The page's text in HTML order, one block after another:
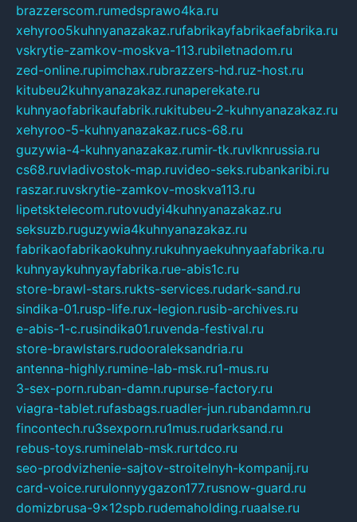
brazzerscom.rumedsprawo4ka.ru
xehyroo5kuhnyanazakaz.rufabrikayfabrikaefabrika.ru
vskrytie-zamkov-moskva-113.rubiletnadom.ru
zed-online.rupimchax.rubrazzers-hd.ruz-host.ru
kitubeu2kuhnyanazakaz.runaperekate.ru
kuhnyaofabrikaufabrik.rukitubeu-2-kuhnyanazakaz.ru
xehyroo-5-kuhnyanazakaz.rucs-68.ru
guzywia-4-kuhnyanazakaz.rumir-tk.ruvlknrussia.ru
cs68.ruvladivostok-map.ruvideo-seks.rubankaribi.ru
raszar.ruvskrytie-zamkov-moskva113.ru
lipetsktelecom.rutovudyi4kuhnyanazakaz.ru
seksuzb.ruguzywia4kuhnyanazakaz.ru
fabrikaofabrikaokuhny.rukuhnyaekuhnyaafabrika.ru
kuhnyaykuhnyayfabrika.rue-abis1c.ru
store-brawl-stars.rukts-services.rudark-sand.ru
sindika-01.rusp-life.rux-legion.rusib-archives.ru
e-abis-1-c.rusindika01.ruvenda-festival.ru
store-brawlstars.rudooraleksandria.ru
antenna-highly.rumine-lab-msk.ru1-mus.ru
3-sex-porn.ruban-damn.rupurse-factory.ru
viagra-tablet.rufasbags.ruadler-jun.rubandamn.ru
fincontech.ru3sexporn.ru1mus.rudarksand.ru
rebus-toys.ruminelab-msk.rurtdco.ru
seo-prodvizhenie-sajtov-stroitelnyh-kompanij.ru
card-voice.rurulonnyygazon177.rusnow-guard.ru
domizbrusa-9x12spb.rudemaholding.ruaalse.ru